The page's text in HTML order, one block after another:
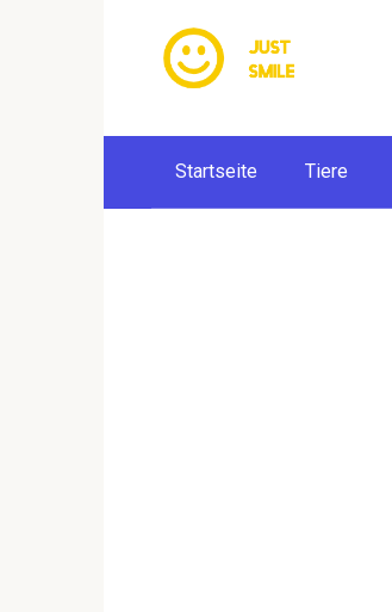
Startseite Tiere